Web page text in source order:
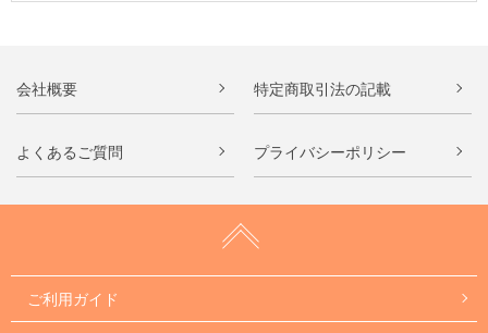
会社概要 特定商取引法の記載
よくあるご質問 プライバシーポリシー
ご利用ガイド